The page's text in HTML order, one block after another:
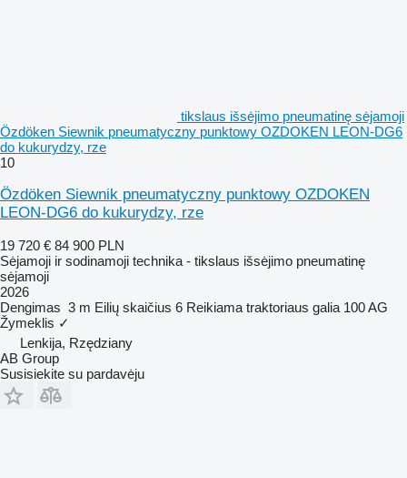
tikslaus išsėjimo pneumatinę sėjamoji
Özdöken Siewnik pneumatyczny punktowy OZDOKEN LEON-DG6
do kukurydzy, rze
10
Özdöken Siewnik pneumatyczny punktowy OZDOKEN
LEON-DG6 do kukurydzy, rze
19 720 € 84 900 PLN
Sėjamoji ir sodinamoji technika - tikslaus išsėjimo pneumatinę
sėjamoji
2026
Dengimas 3 m Eilių skaičius 6 Reikiama traktoriaus galia 100 AG
Žymeklis ✓
Lenkija, Rzędziany
AB Group
Susisiekite su pardavėju